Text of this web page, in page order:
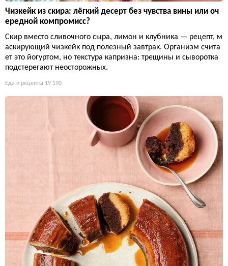
Чизкейк из скира: лёгкий десерт без чувства вины или оч
ередной компромисс?
Скир вместо сливочного сыра, лимон и клубника — рецепт, м
аскирующий чизкейк под полезный завтрак. Организм счита
ет это йогуртом, но текстура капризна: трещины и сыворотка
подстерегают неосторожных.
Еда и рецепты 19 190